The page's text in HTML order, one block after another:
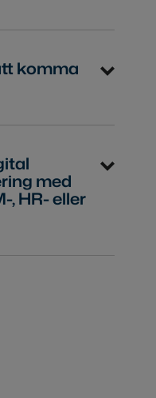
komma
med
, HR- eller